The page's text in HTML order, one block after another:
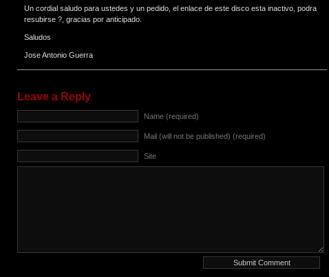
Un cordial saludo para ustedes y un pedido, el enlace de este disco esta inactivo, podra
resubirse ?, gracias por anticipado.
Saludos
Jose Antonio Guerra
Leave a Reply
Name (required)
Mail (will not be published) (required)
Site